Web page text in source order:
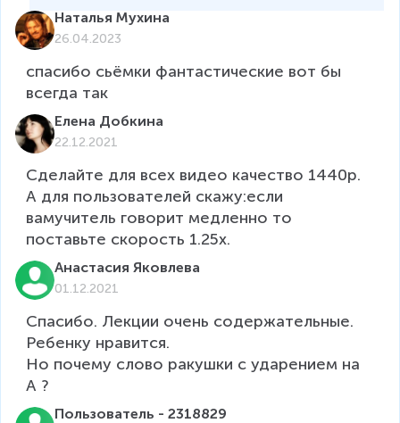
Наталья Мухина
26.04.2023
спасибо сьёмки фантастические вот бы
Елена Добкина
22.12.2021
Сделайте для всех видео качество 1440p.
А для пользователей скажу:если
вамучитель говорит медленно то
поставьте скорость 1.25x.
Анастасия Яковлева
01.12.2021
Спасибо. Лекции очень содержательные.
Ребенку нравится.
Но почему слово ракушки с ударением на
А ?
Пользователь - 2318829